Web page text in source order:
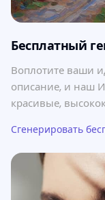
Бесплатный
Воплотите ваши
описание, и наш
красивые,
Сгенерировать